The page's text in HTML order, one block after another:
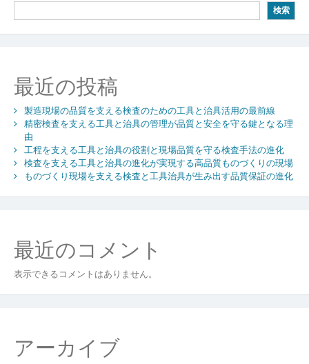
検索
最近の投稿
製造現場の品質を支える検査のための工具と治具活用の最前線
精密検査を支える工具と治具の管理が品質と安全を守る鍵となる理
由
工程を支える工具と治具の役割と現場品質を守る検査手法の進化
検査を支える工具と治具の進化が実現する高品質ものづくりの現場
ものづくり現場を支える検査と工具治具が生み出す品質保証の進化
最近のコメント
表示できるコメントはありません。
アーカイブ